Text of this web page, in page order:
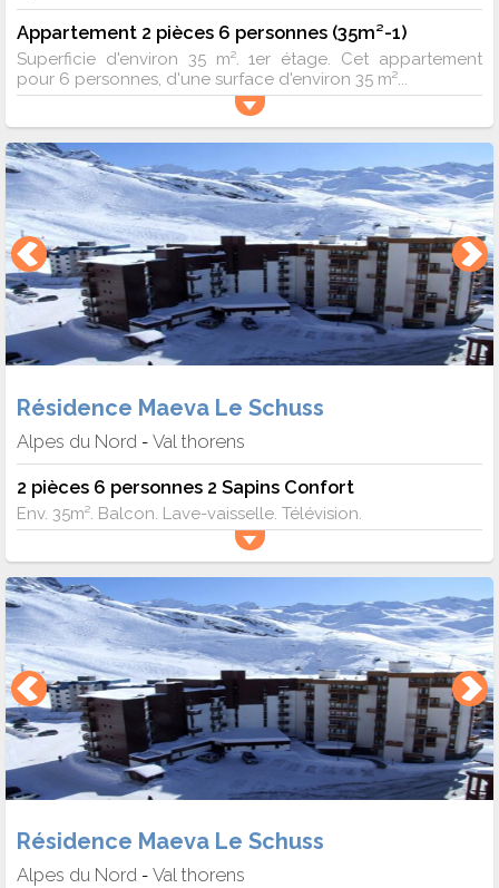
Appartement 2 pièces 6 personnes (35m²-1)
Superficie d'environ 35 m². 1er étage. Cet appartement
pour 6 personnes, d'une surface d'environ 35 m²...
Résidence Maeva Le Schuss
Alpes du Nord - Val thorens
2 pièces 6 personnes 2 Sapins Confort
Env. 35m². Balcon. Lave-vaisselle. Télévision.
Résidence Maeva Le Schuss
Alpes du Nord - Val thorens